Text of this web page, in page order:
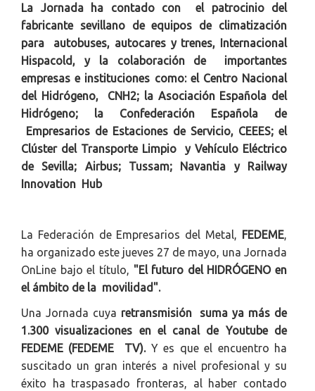
La Jornada ha contado con el patrocinio del
fabricante sevillano de equipos de climatización
para autobuses, autocares y trenes, Internacional
Hispacold, y la colaboración de importantes
empresas e instituciones como: el Centro Nacional
del Hidrógeno, CNH2; la Asociación Española del
Hidrógeno; la Confederación Española de
Empresarios de Estaciones de Servicio, CEEES; el
Clúster del Transporte Limpio y Vehículo Eléctrico
de Sevilla; Airbus; Tussam; Navantia y Railway
Innovation Hub
La Federación de Empresarios del Metal, FEDEME,
ha organizado este jueves 27 de mayo, una Jornada
OnLine bajo el título, "El futuro del HIDRÓGENO en
el ámbito de la movilidad".
Una Jornada cuya retransmisión suma ya más de
1.300 visualizaciones en el canal de Youtube de
FEDEME (FEDEME TV).Y es que el encuentro ha
suscitado un gran interés a nivel profesional y su
éxito ha traspasado fronteras, al haber contado